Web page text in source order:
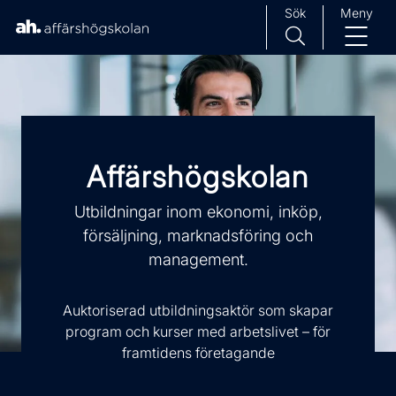
l
e
h
Huvudnavigation
Sök Meny
Affärshögskolan
Utbildningar inom ekonomi, inköp,
försäljning, marknadsföring och
management.
Auktoriserad utbildningsaktör som skapar
program och kurser med arbetslivet – för
framtidens företagande